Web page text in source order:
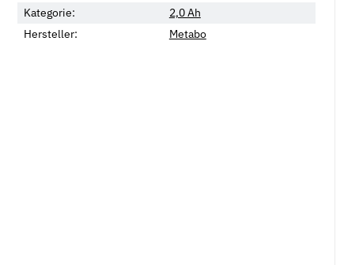
Kategorie:
2,0 Ah
Hersteller:
Metabo